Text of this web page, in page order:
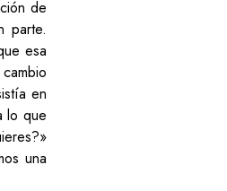
de
parte.
esa
en
lo que
una